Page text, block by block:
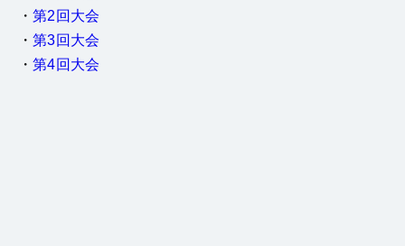
・第2回大会
・第3回大会
・第4回大会